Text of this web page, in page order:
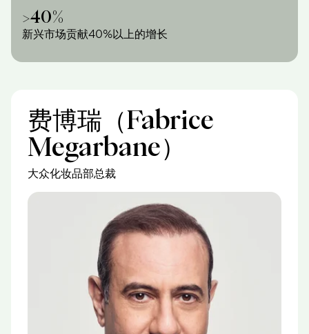
>40%
新兴市场贡献40%以上的增长
费博瑞（Fabrice
Megarbane）
大众化妆品部总裁